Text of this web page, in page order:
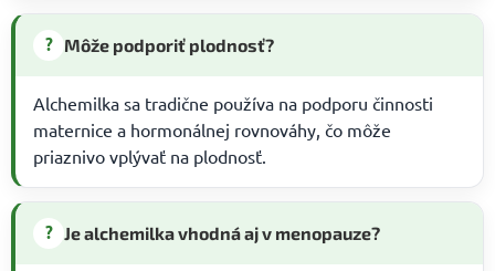
? Môže podporiť plodnosť?
Alchemilka sa tradične používa na podporu činnosti
maternice a hormonálnej rovnováhy, čo môže
priaznivo vplývať na plodnosť.
? Je alchemilka vhodná aj v menopauze?